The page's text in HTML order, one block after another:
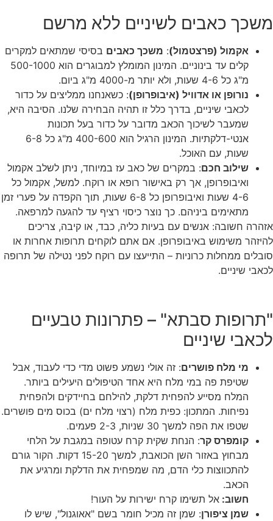
משכך כאבים לשיניים ללא מרשם
אקמול (פרצטמול): משכך כאבים בסיסי שמתאים למקרים
קלים עד בינוניים. המינון המומלץ למבוגרים הוא 500-1000
מ"ג כל 4-6 שעות, ולא יותר מ-4000 מ"ג ביום.
נורופן או אדוויל (איבופרופן): כשאנחנו ממליצים על כדור
לכאבי שיניים, בדרך כלל זו תהיה הבחירה שלנו. הסיבה היא,
שמעבר לשיכוך הכאב מדובר על כדור בעל תכונות
אנטי-דלקתיות. המינון הרגיל הוא 400-600 מ"ג כל 6-8
שעות, עם האוכל.
שילוב חכם: במקרים של כאב עז במיוחד, ניתן לשלב אקמול
ואיבופרופן, אך רק באישור רופא או רוקח. למשל, אקמול כל
4-6 שעות ואיבופרופן כל 6-8 שעות, תוך הקפדה על פערי זמן
מתאימים ביניהם. כך נוצר כיסוי רציף עד להגעה למרפאה.
אזהרה חשובה: אנשים עם בעיות כליה, כבד, או קיבה, צריכים
להיזהר משימוש באיבופרופן. אם אתם לוקחים תרופות אחרות או
סובלים ממחלות כרוניות – התייעצו עם רוקח לפני נטילה של תרופה
לכאבי שיניים.
"תרופות סבתא" – פתרונות טבעיים
לכאבי שיניים
מי מלח פושרים: זה אולי נשמע פשוט מדי כדי לעבוד, אבל
שטיפת פה במי מלח היא אחד הטיפולים היעילים ביותר.
המלח מסייע להפחית דלקת, להילחם בחיידקים ולהפחית
נפיחות. המתכון: כפית מלח (רצוי מלח ים) בכוס מים פושרים.
שטפו את הפה למשך 30 שניות, 2-3 פעמים.
קומפרס קר: הנחת שקית קרח עטופה במגבת על הלחי
מבחוץ באזור השן הכואבת, למשך 15-20 דקות. הקור גורם
להתכווצות כלי הדם, מה שמפחית את הדלקת ומרגיע את
הכאב.
חשוב: אל תשימו קרח ישירות על העור!
שמן ציפורן: שמן זה מכיל חומר בשם "אאוגנול", שיש לו